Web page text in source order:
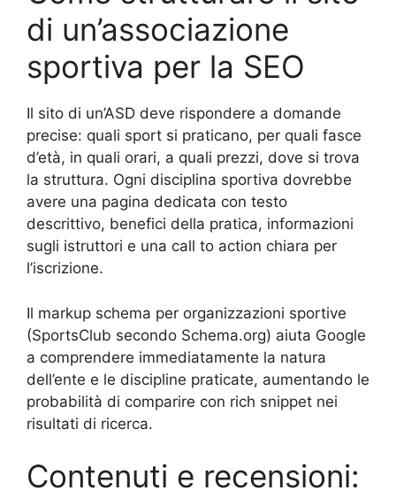
di un’associazione
sportiva per la SEO
Il sito di un’ASD deve rispondere a domande
precise: quali sport si praticano, per quali fasce
d’età, in quali orari, a quali prezzi, dove si trova
la struttura. Ogni disciplina sportiva dovrebbe
avere una pagina dedicata con testo
descrittivo, benefici della pratica, informazioni
sugli istruttori e una call to action chiara per
l’iscrizione.
Il markup schema per organizzazioni sportive
(SportsClub secondo Schema.org) aiuta Google
a comprendere immediatamente la natura
dell’ente e le discipline praticate, aumentando le
probabilità di comparire con rich snippet nei
risultati di ricerca.
Contenuti e recensioni: